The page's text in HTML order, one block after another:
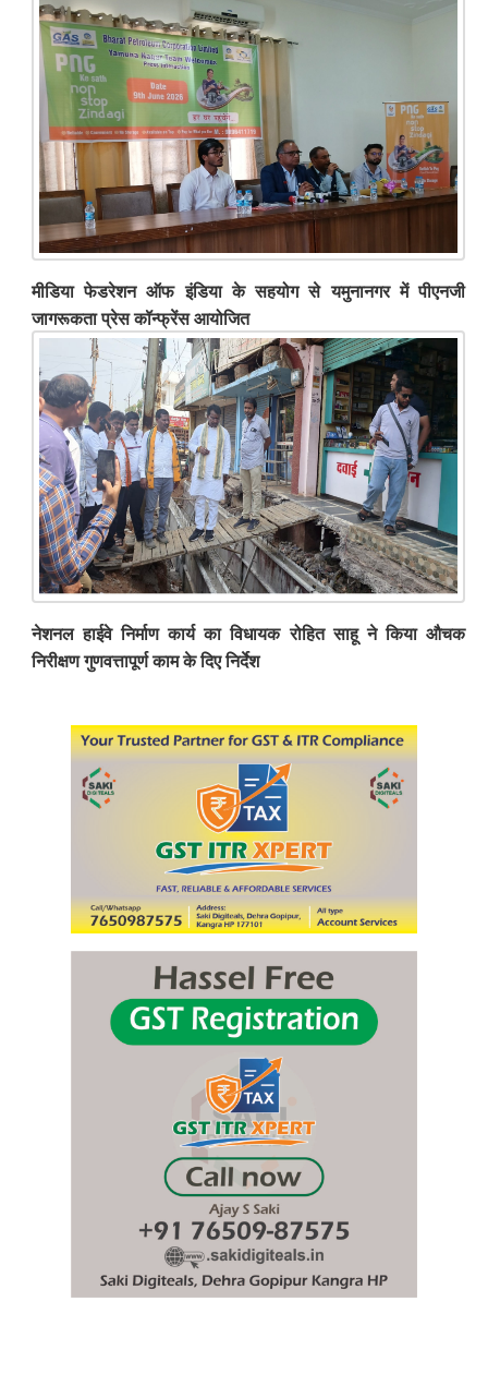
मीडिया फेडरेशन ऑफ इंडिया के सहयोग से यमुनानगर में पीएनजी
जागरूकता प्रेस कॉन्फ्रेंस आयोजित
नेशनल हाईवे निर्माण कार्य का विधायक रोहित साहू ने किया औचक
निरीक्षण गुणवत्तापूर्ण काम के दिए निर्देश